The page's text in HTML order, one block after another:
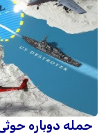
حمله دوباره